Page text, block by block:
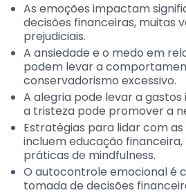
As emoções impactam
decisões financeiras, muitas
prejudiciais.
A ansiedade e o medo em
podem levar a
conservadorismo excessivo.
A alegria pode levar a gastos
a tristeza pode promover a
Estratégias para lidar com
incluem educação
práticas de mindfulness.
O autocontrole emocional é
tomada de decisões